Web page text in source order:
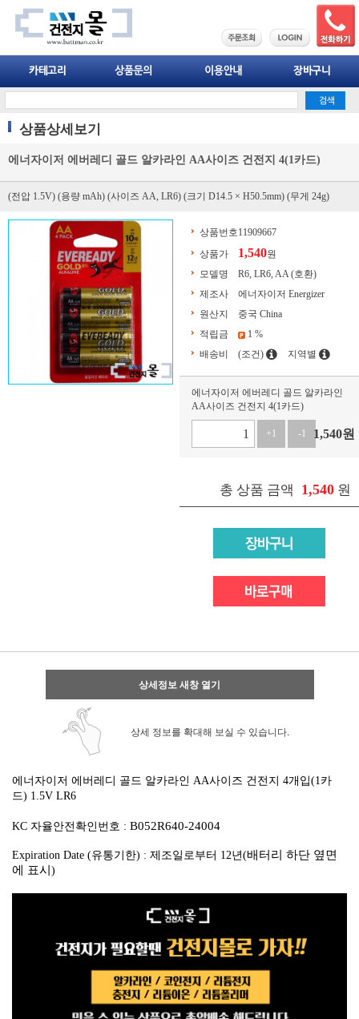
상품상세보기
에너자이저 에버레디 골드 알카라인 AA사이즈 건전지 4(1카드)
(전압 1.5V) (용량 mAh) (사이즈 AA, LR6) (크기 D14.5 × H50.5mm) (무게 24g)
상품번호11909667
상품가
1,540원
모델명
R6, LR6, AA (호환)
제조사
에너자이저 Energizer
원산지
중국 China
적립금
1 %
배송비
(조건) 지역별
에너자이저 에버레디 골드 알카라인
AA사이즈 건전지 4(1카드)
+1 -1 1,540원
총 상품 금액 1,540 원
상세정보 새창 열기
상세 정보를 확대해 보실 수 있습니다.
에너자이저 에버레디 골드 알카라인 AA사이즈 건전지 4개입(1카
드) 1.5V LR6
KC 자율안전확인번호 : B052R640-24004
Expiration Date (유통기한) : 제조일로부터 12년(배터리 하단 옆면
에 표시 )